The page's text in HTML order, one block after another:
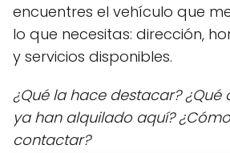
encuentres el vehículo que
lo que necesitas: dirección,
y servicios disponibles.
¿Qué la hace destacar? ¿Qué
ya han alquilado aquí?
contactar?